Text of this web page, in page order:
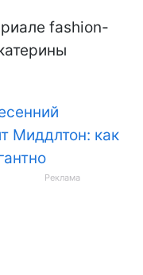
fashion-
Миддлтон: как